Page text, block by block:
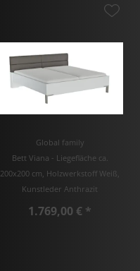
Global family
Bett Viana - Liegefläche ca.
200x200 cm, Holzwerkstoff Weiß,
Kunstleder Anthrazit
1.769,00 € *